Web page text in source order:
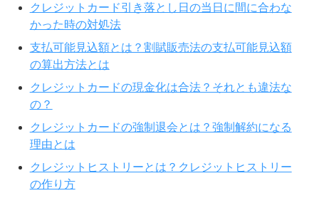
クレジットカード引き落とし日の当日に間に合わな
かった時の対処法
支払可能見込額とは？割賦販売法の支払可能見込額
の算出方法とは
クレジットカードの現金化は合法？それとも違法な
の？
クレジットカードの強制退会とは？強制解約になる
理由とは
クレジットヒストリーとは？クレジットヒストリー
の作り方